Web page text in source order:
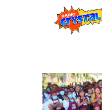
Estaciones
Eventos